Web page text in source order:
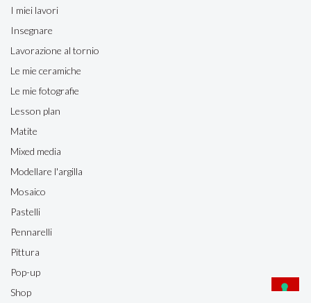
I miei lavori
Insegnare
Lavorazione al tornio
Le mie ceramiche
Le mie fotografie
Lesson plan
Matite
Mixed media
Modellare l'argilla
Mosaico
Pastelli
Pennarelli
Pittura
Pop-up
Shop